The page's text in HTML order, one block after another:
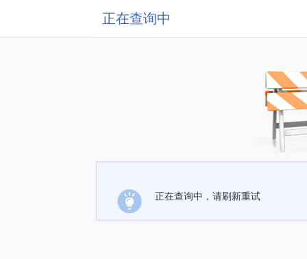
正在查询中
正在查询中，请刷新重试